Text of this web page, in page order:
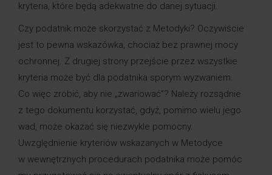
kryteria, które będą adekwatne do danej sytuacji.
Czy podatnik może skorzystać z Metodyki? Oczywiście
jest to pewna wskazówka, chociaż bez prawnej mocy
ochronnej. Z drugiej strony przejście przez wszystkie
kryteria może być dla podatnika sporym wyzwaniem.
Co więc zrobić, aby nie „zwariować”? Należy rozsądnie
z tego dokumentu korzystać, gdyż, pomimo wielu jego
wad, może okazać się niezwykle pomocny.
Uwzględnienie kryteriów wskazanych w Metodyce
w wewnętrznych procedurach podatnika może pomóc